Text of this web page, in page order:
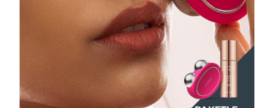
Tahmini teslim tarihi 8/8/26
Tahmini teslim tarihi 16/8/26
Tahmini teslim tarihi9/8/26
Singapur Tahmini teslim tarihi10/8/26